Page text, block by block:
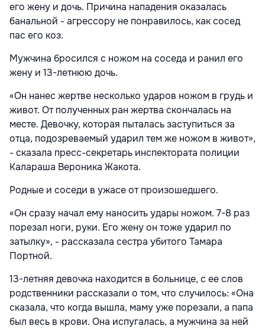
его жену и дочь. Причина нападения оказалась
банальной - агрессору не понравилось, как сосед
пас его коз.
Мужчина бросился с ножом на соседа и ранил его
жену и 13-летнюю дочь.
«Он нанес жертве несколько ударов ножом в грудь и
живот. От полученных ран жертва скончалась на
месте. Девочку, которая пыталась заступиться за
отца, подозреваемый ударил тем же ножом в живот»,
- сказала пресс-секретарь инспектората полиции
Калараша Вероника Жакота.
Родные и соседи в ужасе от произошедшего.
«Он сразу начал ему наносить удары ножом. 7-8 раз
порезал ноги, руки. Его жену он тоже ударил по
затылку», - рассказала сестра убитого Тамара
Портной.
13-летняя девочка находится в больнице, с ее слов
родственники рассказали о том, что случилось: «Она
сказала, что когда вышла, маму уже порезали, а папа
был весь в крови. Она испугалась, а мужчина за ней